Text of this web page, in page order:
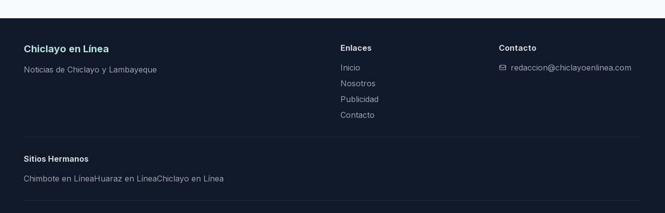
Chiclayo en Línea
Noticias de Chiclayo y Lambayeque
Enlaces
Inicio
Nosotros
Publicidad
Contacto
Contacto
redaccion@chiclayoenlinea.com
Sitios Hermanos
Chimbote en LíneaHuaraz en LíneaChiclayo en Línea